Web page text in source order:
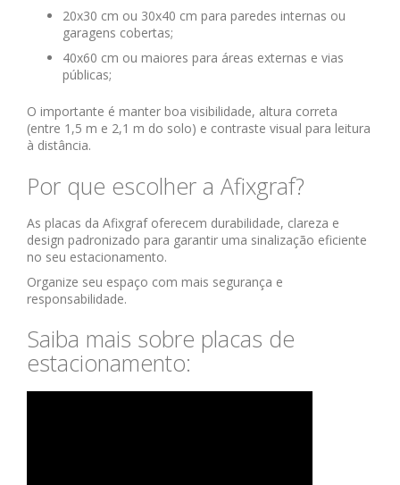
20x30 cm ou 30x40 cm para paredes internas ou
garagens cobertas;
40x60 cm ou maiores para áreas externas e vias
públicas;
O importante é manter boa visibilidade, altura correta
(entre 1,5 m e 2,1 m do solo) e contraste visual para leitura
à distância.
Por que escolher a Afixgraf?
As placas da Afixgraf oferecem durabilidade, clareza e
design padronizado para garantir uma sinalização eficiente
no seu estacionamento.
Organize seu espaço com mais segurança e
responsabilidade.
Saiba mais sobre placas de
estacionamento: